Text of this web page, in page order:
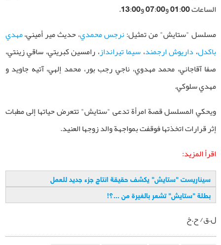
الساعات 01:00 و07:00 و13:00.
مسلسل "ستايش" من تمثيل:نرجس محمدي، حديث مير أميني،مهدي
باكدل، داريوش ارجمند،سيما تيرانداز، رامسين كبريتي، ساقي زينتي،
صفا آقاجاني، محمد مهدوي، ناجي رجب بور، محمد إلهي، آتيه جاويد و
مهدي سلوكي.
ويحكي المسلسل قصة امرأة تدعى "ستايش" تتعرض حياتها إلى مطبات
إثر قرارات اتخذتها فوقفت بمواجهة والد زوجها العنيد.
اقرأ المزيد:
سيناريست "ستايش" يكشف حقيقة انتاج جزء جديد للعمل
بطلة "ستايش" تشعر بالغيرة من ...؟!
ل.ق/ ح.خ